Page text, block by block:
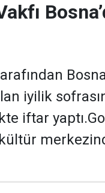
iyilik
iftar